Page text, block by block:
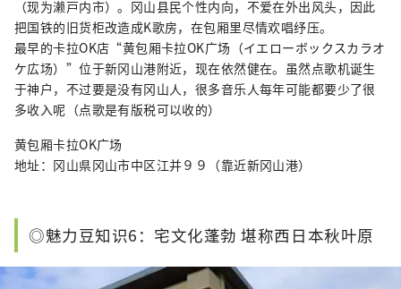
（现为濑戸内市）。冈山县民个性内向，不爱在外出风头，因此
把国铁的旧货柜改造成K歌房，在包厢里尽情欢唱纾压。
最早的卡拉OK店“黄包厢卡拉OK广场（イエローボックスカラオ
ケ広场）”位于新冈山港附近，现在依然健在。虽然点歌机诞生
于神户，不过要是没有冈山人，很多音乐人每年可能都要少了很
多收入呢（点歌是有版税可以收的）
黄包厢卡拉OK广场
地址：冈山県冈山市中区江并９９（靠近新冈山港）
◎魅力豆知识6：宅文化蓬勃 堪称西日本秋叶原